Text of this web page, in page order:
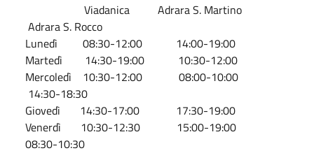
Viadanica Adrara S. Martino
Adrara S. Rocco
Lunedì 08:30-12:00 14:00-19:00
Martedì 14:30-19:00 10:30-12:00
Mercoledì 10:30-12:00 08:00-10:00
14:30-18:30
Giovedì 14:30-17:00 17:30-19:00
Venerdì 10:30-12:30 15:00-19:00
08:30-10:30